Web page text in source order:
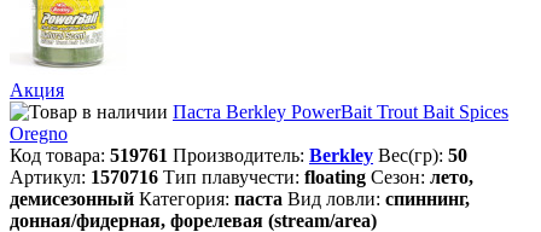
Акция
Паста Berkley PowerBait Trout Bait Spices
Oregno
Код товара: 519761 Производитель: Berkley Вес(гр): 50
Артикул: 1570716 Тип плавучести: floating Сезон: лето,
демисезонный Категория: паста Вид ловли: спиннинг,
донная/фидерная, форелевая (stream/area)